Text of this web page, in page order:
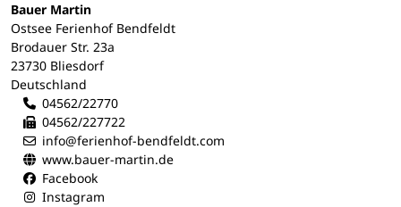
Bauer Martin
Ostsee Ferienhof Bendfeldt
Brodauer Str. 23a
23730 Bliesdorf
Deutschland
04562/22770
04562/227722
info@ferienhof-bendfeldt.com
www.bauer-martin.de
Facebook
Instagram